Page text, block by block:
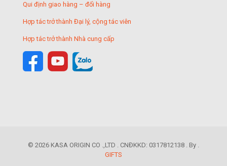
Qui định giao hàng – đổi hàng
Hợp tác trở thành Đại lý, cộng tác viên
Hợp tác trở thành Nhà cung cấp
© 2026 KASA ORIGIN CO .,LTD . CNĐKKD: 0317812138 . By .
GIFTS